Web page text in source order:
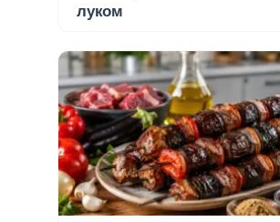
луком